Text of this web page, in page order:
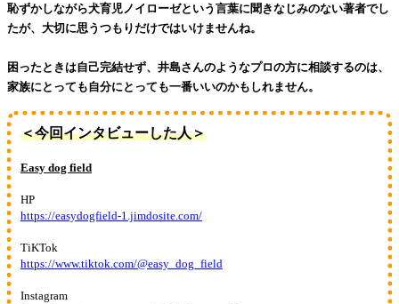
恥ずかしながら犬育児ノイローゼという言葉に聞きなじみのない著者でし
たが、大切に思うつもりだけではいけませんね。
困ったときは自己完結せず、井島さんのようなプロの方に相談するのは、
家族にとっても自分にとっても一番いいのかもしれません。
＜今回インタビューした人＞
Easy dog field
HP
https://easydogfield-1.jimdosite.com/
TiKTok
https://www.tiktok.com/@easy_dog_field
Instagram